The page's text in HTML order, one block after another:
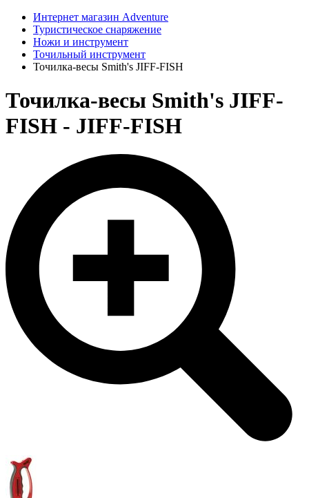
Интернет магазин Adventure
Туристическое снаряжение
Ножи и инструмент
Точильный инструмент
Точилка-весы Smith's JIFF-FISH
Точилка-весы Smith's JIFF-
FISH - JIFF-FISH